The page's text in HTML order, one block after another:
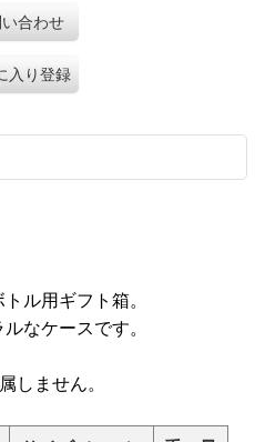
合わせ
入り登録
ル用ギフト箱。
なケースです。
しません。